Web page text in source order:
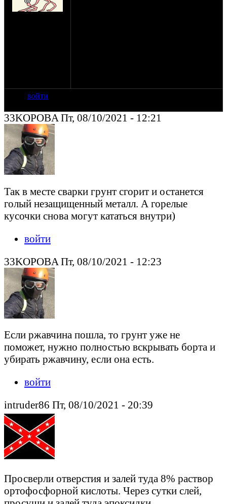
войти
33KOPOBA Пт, 08/10/2021 - 12:21
Так в месте сварки грунт сгорит и останется
голый незащищенный металл. А горелые
кусочки снова могут кататься внутри)
войти
33KOPOBA Пт, 08/10/2021 - 12:23
Если ржавчина пошла, то грунт уже не
поможет, нужно полностью вскрывать борта и
убирать ржавчину, если она есть.
войти
intruder86 Пт, 08/10/2021 - 20:39
Просверли отверстия и залей туда 8% раствор
ортофосфорной кислоты. Через сутки слей,